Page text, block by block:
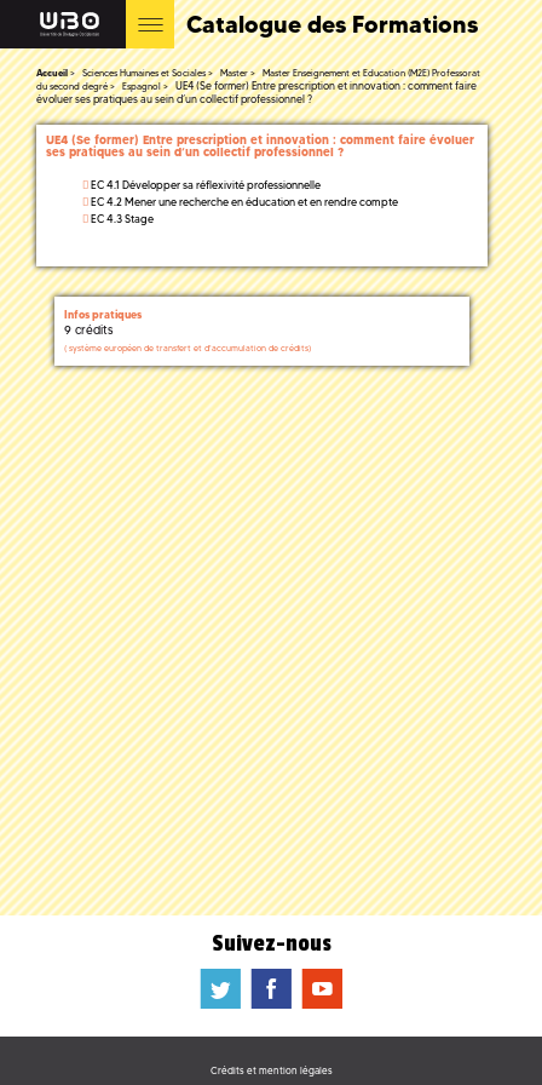
Catalogue des Formations
Accueil Sciences Humaines et Sociales Master
Master Enseignement et Education (M2E) Professorat
du second degré
Espagnol
UE4 (Se former) Entre prescription et innovation : comment faire
évoluer ses pratiques au sein d’un collectif professionnel ?
UE4 (Se former) Entre prescription et innovation : comment faire évoluer
ses pratiques au sein d’un collectif professionnel ?
EC 4.1 Développer sa réflexivité professionnelle
EC 4.2 Mener une recherche en éducation et en rendre compte
EC 4.3 Stage
Infos pratiques
9 crédits
( système européen de transfert et d'accumulation de crédits)
Suivez-nous
a b f
Crédits et mention légales